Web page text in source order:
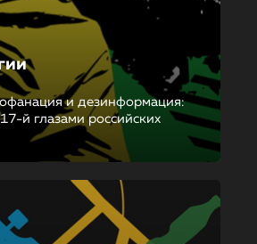
и дезинформация:
й глазами российских